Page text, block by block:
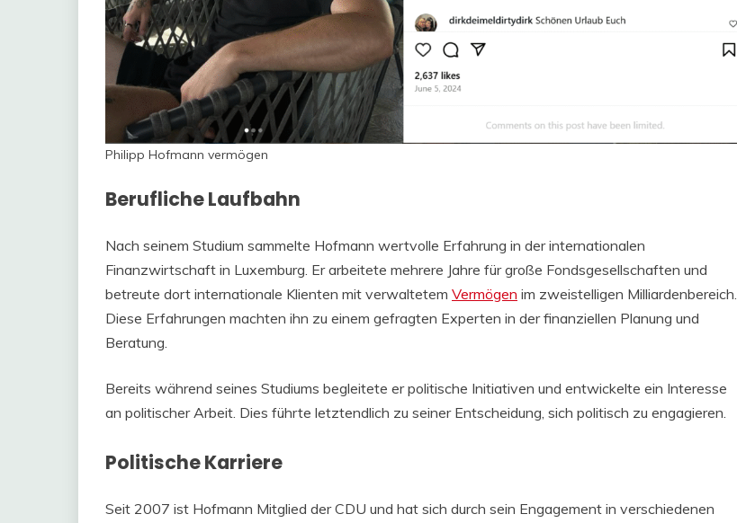
Philipp Hofmann vermögen
Berufliche Laufbahn
Nach seinem Studium sammelte Hofmann wertvolle Erfahrung in der internationalen
Finanzwirtschaft in Luxemburg. Er arbeitete mehrere Jahre für große Fondsgesellschaften und
betreute dort internationale Klienten mit verwaltetem Vermögen im zweistelligen Milliardenbereich.
Diese Erfahrungen machten ihn zu einem gefragten Experten in der finanziellen Planung und
Beratung.
Bereits während seines Studiums begleitete er politische Initiativen und entwickelte ein Interesse
an politischer Arbeit. Dies führte letztendlich zu seiner Entscheidung, sich politisch zu engagieren.
Politische Karriere
Seit 2007 ist Hofmann Mitglied der CDU und hat sich durch sein Engagement in verschiedenen